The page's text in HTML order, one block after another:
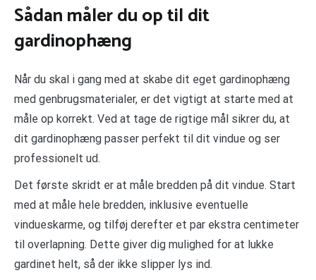
Sådan måler du op til dit
gardinophæng
Når du skal i gang med at skabe dit eget gardinophæng
med genbrugsmaterialer, er det vigtigt at starte med at
måle op korrekt. Ved at tage de rigtige mål sikrer du, at
dit gardinophæng passer perfekt til dit vindue og ser
professionelt ud.
Det første skridt er at måle bredden på dit vindue. Start
med at måle hele bredden, inklusive eventuelle
vindueskarme, og tilføj derefter et par ekstra centimeter
til overlapning. Dette giver dig mulighed for at lukke
gardinet helt, så der ikke slipper lys ind.